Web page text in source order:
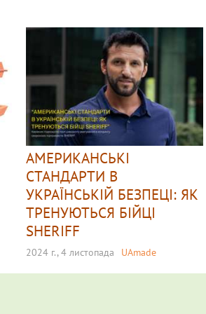
АМЕРИКАНСЬКІ
СТАНДАРТИ В
УКРАЇНСЬКІЙ БЕЗПЕЦІ: ЯК
ТРЕНУЮТЬСЯ БІЙЦІ
SHERIFF
2024 г., 4 листопада UAmade